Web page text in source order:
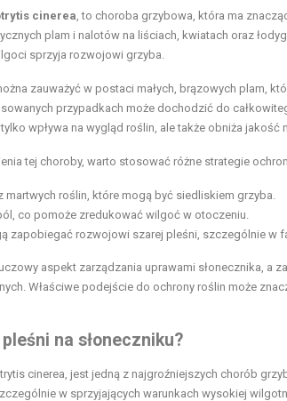
cinerea , to choroba grzybowa, która ma
plam i nalotów na liściach, kwiatach oraz
sprzyja rozwojowi grzyba.
zauważyć w postaci małych, brązowych plam,
przypadkach może dochodzić do
tylko wpływa na wygląd roślin, ale także obniża
tej choroby, warto stosować różne strategie
martwych roślin, które mogą być siedliskiem grzyba.
co pomoże zredukować wilgoć w otoczeniu.
zapobiegać rozwojowi szarej pleśni, szczególnie w
aspekt zarządzania uprawami słonecznika, a
Właściwe podejście do ochrony roślin może
na słoneczniku?
cinerea, jest jedną z najgroźniejszych chorób
w sprzyjających warunkach wysokiej